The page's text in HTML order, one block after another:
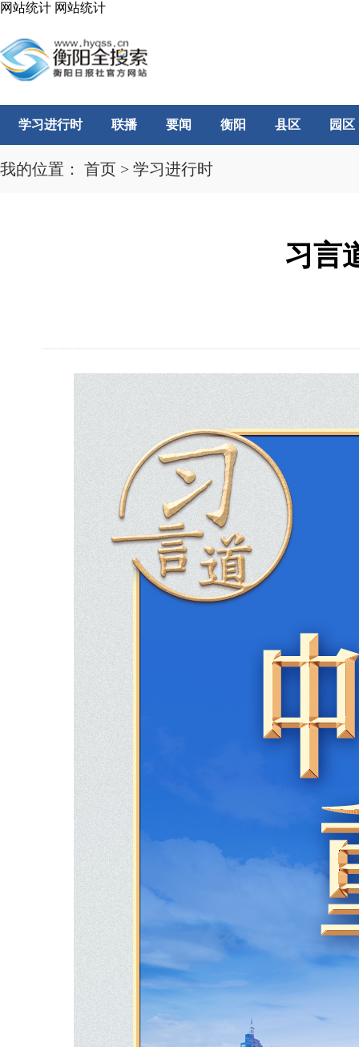
网站统计 网站统计
学习进行时 联播 要闻 衡阳 县区 园区
我的位置： 首页 > 学习进行时
习言